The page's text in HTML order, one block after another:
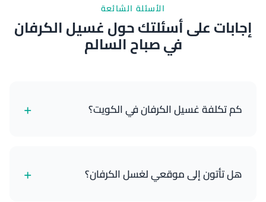
الأسئلة الشائعة
إجابات على أسئلتك حول غسيل الكرفان
في صباح السالم
كم تكلفة غسيل الكرفان في الكويت؟ +
المتنقلة الكبيرة مع التفصيل الكامل. تعتمد الأسعار على
هل تأتون إلى موقعي لغسل الكرفان؟ +